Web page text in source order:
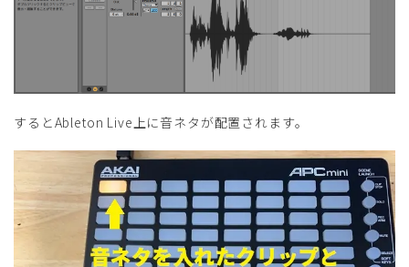
するとAbleton Live上に音ネタが配置されます。